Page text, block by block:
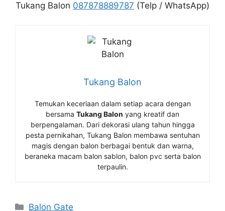
Tukang Balon 087878889787 (Telp / WhatsApp)
Tukang Balon
Temukan keceriaan dalam setiap acara dengan
bersama Tukang Balon yang kreatif dan
berpengalaman. Dari dekorasi ulang tahun hingga
pesta pernikahan, Tukang Balon membawa sentuhan
magis dengan balon berbagai bentuk dan warna,
beraneka macam balon sablon, balon pvc serta balon
terpaulin.
Kategori
Balon Gate